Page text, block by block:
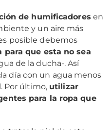
de humificadores en
y un aire más
posible debemos
que esta no sea
de la ducha-. Así
día con un agua menos
Por último, utilizar
para la ropa que